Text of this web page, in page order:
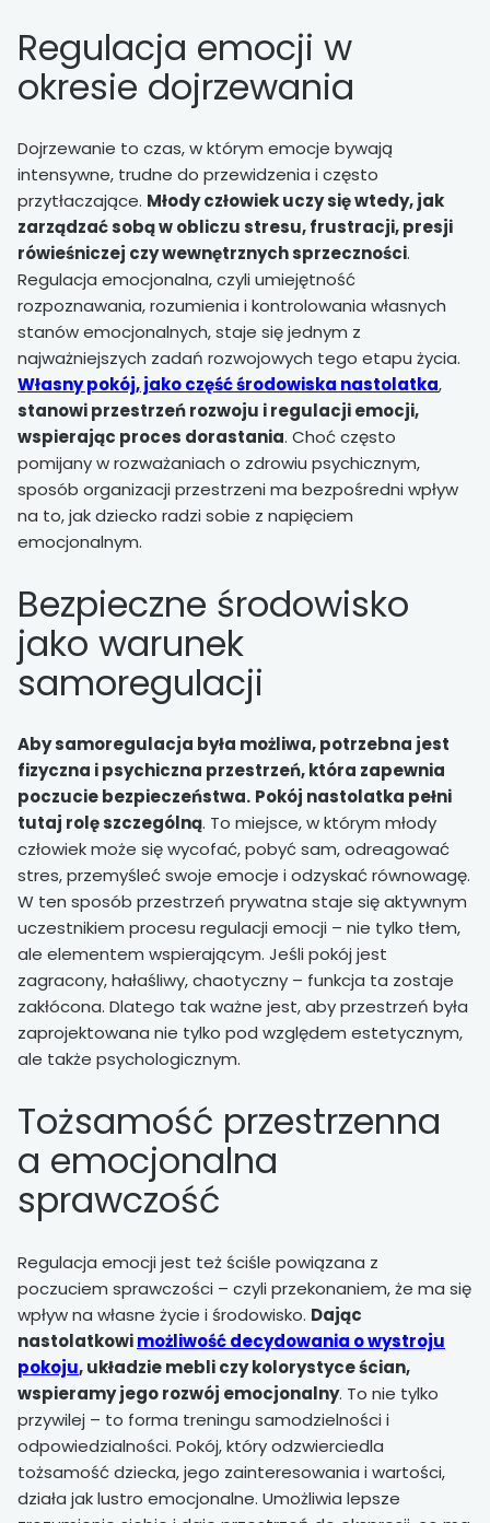
Regulacja emocji w
okresie dojrzewania
Dojrzewanie to czas, w którym emocje bywają
intensywne, trudne do przewidzenia i często
przytłaczające. Młody człowiek uczy się wtedy, jak
zarządzać sobą w obliczu stresu, frustracji, presji
rówieśniczej czy wewnętrznych sprzeczności.
Regulacja emocjonalna, czyli umiejętność
rozpoznawania, rozumienia i kontrolowania własnych
stanów emocjonalnych, staje się jednym z
najważniejszych zadań rozwojowych tego etapu życia.
Własny pokój, jako część środowiska nastolatka,
stanowi przestrzeń rozwoju i regulacji emocji,
wspierając proces dorastania. Choć często
pomijany w rozważaniach o zdrowiu psychicznym,
sposób organizacji przestrzeni ma bezpośredni wpływ
na to, jak dziecko radzi sobie z napięciem
emocjonalnym.
Bezpieczne środowisko
jako warunek
samoregulacji
Aby samoregulacja była możliwa, potrzebna jest
fizyczna i psychiczna przestrzeń, która zapewnia
poczucie bezpieczeństwa. Pokój nastolatka pełni
tutaj rolę szczególną. To miejsce, w którym młody
człowiek może się wycofać, pobyć sam, odreagować
stres, przemyśleć swoje emocje i odzyskać równowagę.
W ten sposób przestrzeń prywatna staje się aktywnym
uczestnikiem procesu regulacji emocji – nie tylko tłem,
ale elementem wspierającym. Jeśli pokój jest
zagracony, hałaśliwy, chaotyczny – funkcja ta zostaje
zakłócona. Dlatego tak ważne jest, aby przestrzeń była
zaprojektowana nie tylko pod względem estetycznym,
ale także psychologicznym.
Tożsamość przestrzenna
a emocjonalna
sprawczość
Regulacja emocji jest też ściśle powiązana z
poczuciem sprawczości – czyli przekonaniem, że ma się
wpływ na własne życie i środowisko. Dając
nastolatkowimożliwość decydowania o wystroju
pokoju, układzie mebli czy kolorystyce ścian,
wspieramy jego rozwój emocjonalny. To nie tylko
przywilej – to forma treningu samodzielności i
odpowiedzialności. Pokój, który odzwierciedla
tożsamość dziecka, jego zainteresowania i wartości,
działa jak lustro emocjonalne. Umożliwia lepsze